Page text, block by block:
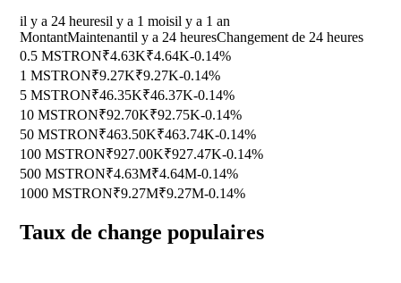
il y a 24 heuresil y a 1 moisil y a 1 an
MontantMaintenantil y a 24 heuresChangement de 24 heures
0.5 MSTRON₹4.63K₹4.64K-0.14%
1 MSTRON₹9.27K₹9.27K-0.14%
5 MSTRON₹46.35K₹46.37K-0.14%
10 MSTRON₹92.70K₹92.75K-0.14%
50 MSTRON₹463.50K₹463.74K-0.14%
100 MSTRON₹927.00K₹927.47K-0.14%
500 MSTRON₹4.63M₹4.64M-0.14%
1000 MSTRON₹9.27M₹9.27M-0.14%
Taux de change populaires